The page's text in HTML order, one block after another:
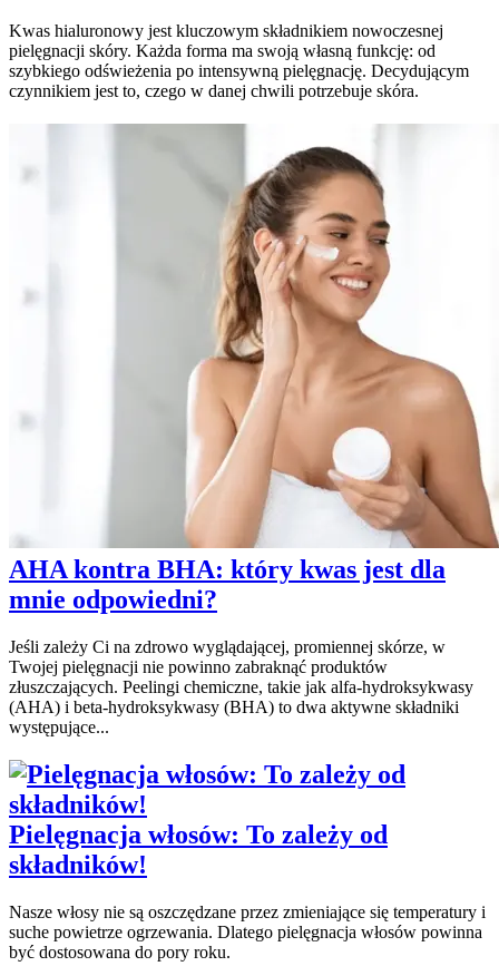
Kwas hialuronowy jest kluczowym składnikiem nowoczesnej
pielęgnacji skóry. Każda forma ma swoją własną funkcję: od
szybkiego odświeżenia po intensywną pielęgnację. Decydującym
czynnikiem jest to, czego w danej chwili potrzebuje skóra.
AHA kontra BHA: który kwas jest dla
mnie odpowiedni?
Jeśli zależy Ci na zdrowo wyglądającej, promiennej skórze, w
Twojej pielęgnacji nie powinno zabraknąć produktów
złuszczających. Peelingi chemiczne, takie jak alfa-hydroksykwasy
(AHA) i beta-hydroksykwasy (BHA) to dwa aktywne składniki
występujące...
Pielęgnacja włosów: To zależy od
składników!
Nasze włosy nie są oszczędzane przez zmieniające się temperatury i
suche powietrze ogrzewania. Dlatego pielęgnacja włosów powinna
być dostosowana do pory roku.